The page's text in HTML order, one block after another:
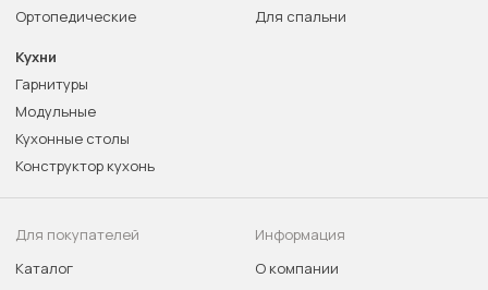
Ортопедические
Для спальни
Кухни
Гарнитуры
Модульные
Кухонные столы
Конструктор кухонь
Для покупателей
Каталог
Информация
О компании